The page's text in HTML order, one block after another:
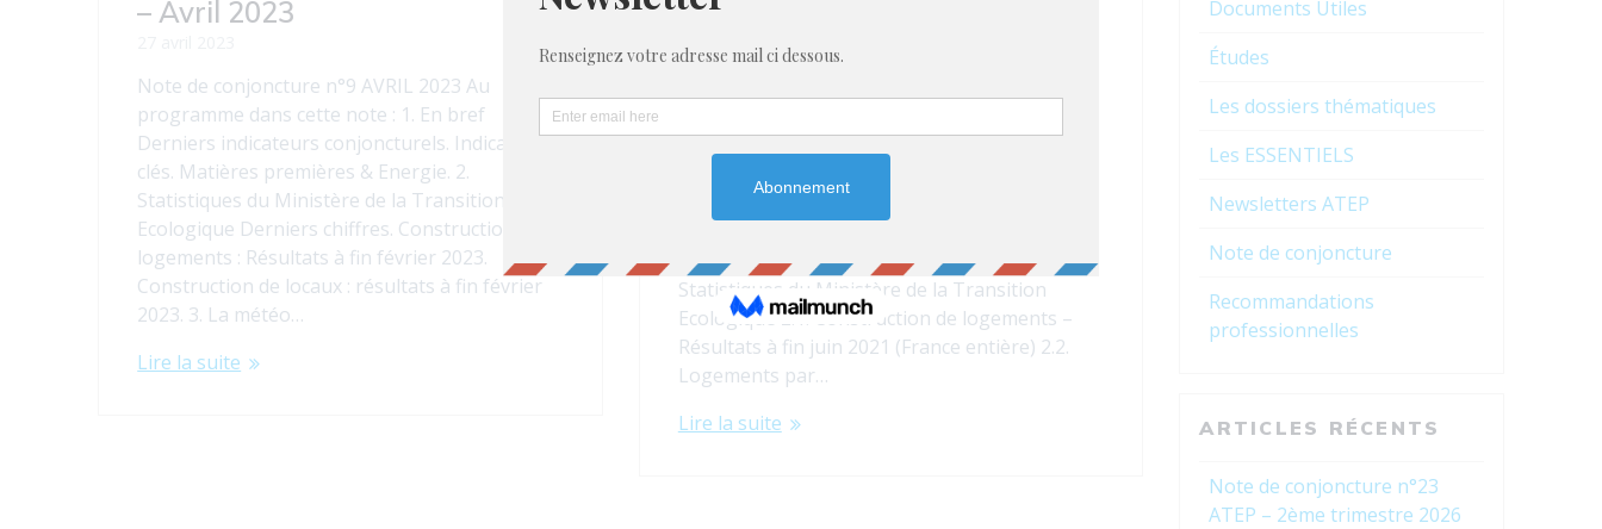
– Avril 2023
Note de conjoncture n°9 AVRIL 2023 Au
programme dans cette note : 1. En bref
Derniers indicateurs conjoncturels. Indicateurs
clés. Matières premières & Energie. 2.
Statistiques du Ministère de la Transition
Ecologique Derniers chiffres. Construction de
logements : Résultats à fin février 2023.
Construction de locaux : résultats à fin février
2023. 3. La météo…
Lire la suite
Note de conjoncture ATEP N°4
– Août 2021
12 août 2021
Note de conjoncture ATEP N°4 «Août 2021»
Du côté de la FFB 1.4. Du côté de la CAPEB
Statistiques du Ministère de la Transition
Ecologique 2.1. Construction de logements –
Résultats à fin juin 2021 (France entière) 2.2.
Logements par…
Lire la suite
Documents Utiles
Études
Les dossiers thématiques
Les ESSENTIELS
Newsletters ATEP
Note de conjoncture
Recommandations
professionnelles
ARTICLES RÉCENTS
Note de conjoncture n°23
ATEP – 2ème trimestre 2026